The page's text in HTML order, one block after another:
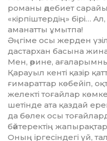
романы әдебиет
«кірпіштердің» бірі…
аманатты ұмытпа!
Әңгіме осы жерден
дастархан басына
Мен, әрине,
Қарауыл кенті қазір
ғимараттар көбейіп,
же­лекті тоғайлар
шетінде ата қаздай
да бөлек осы
бәйтеректің
Оның іргесіндегі үй,